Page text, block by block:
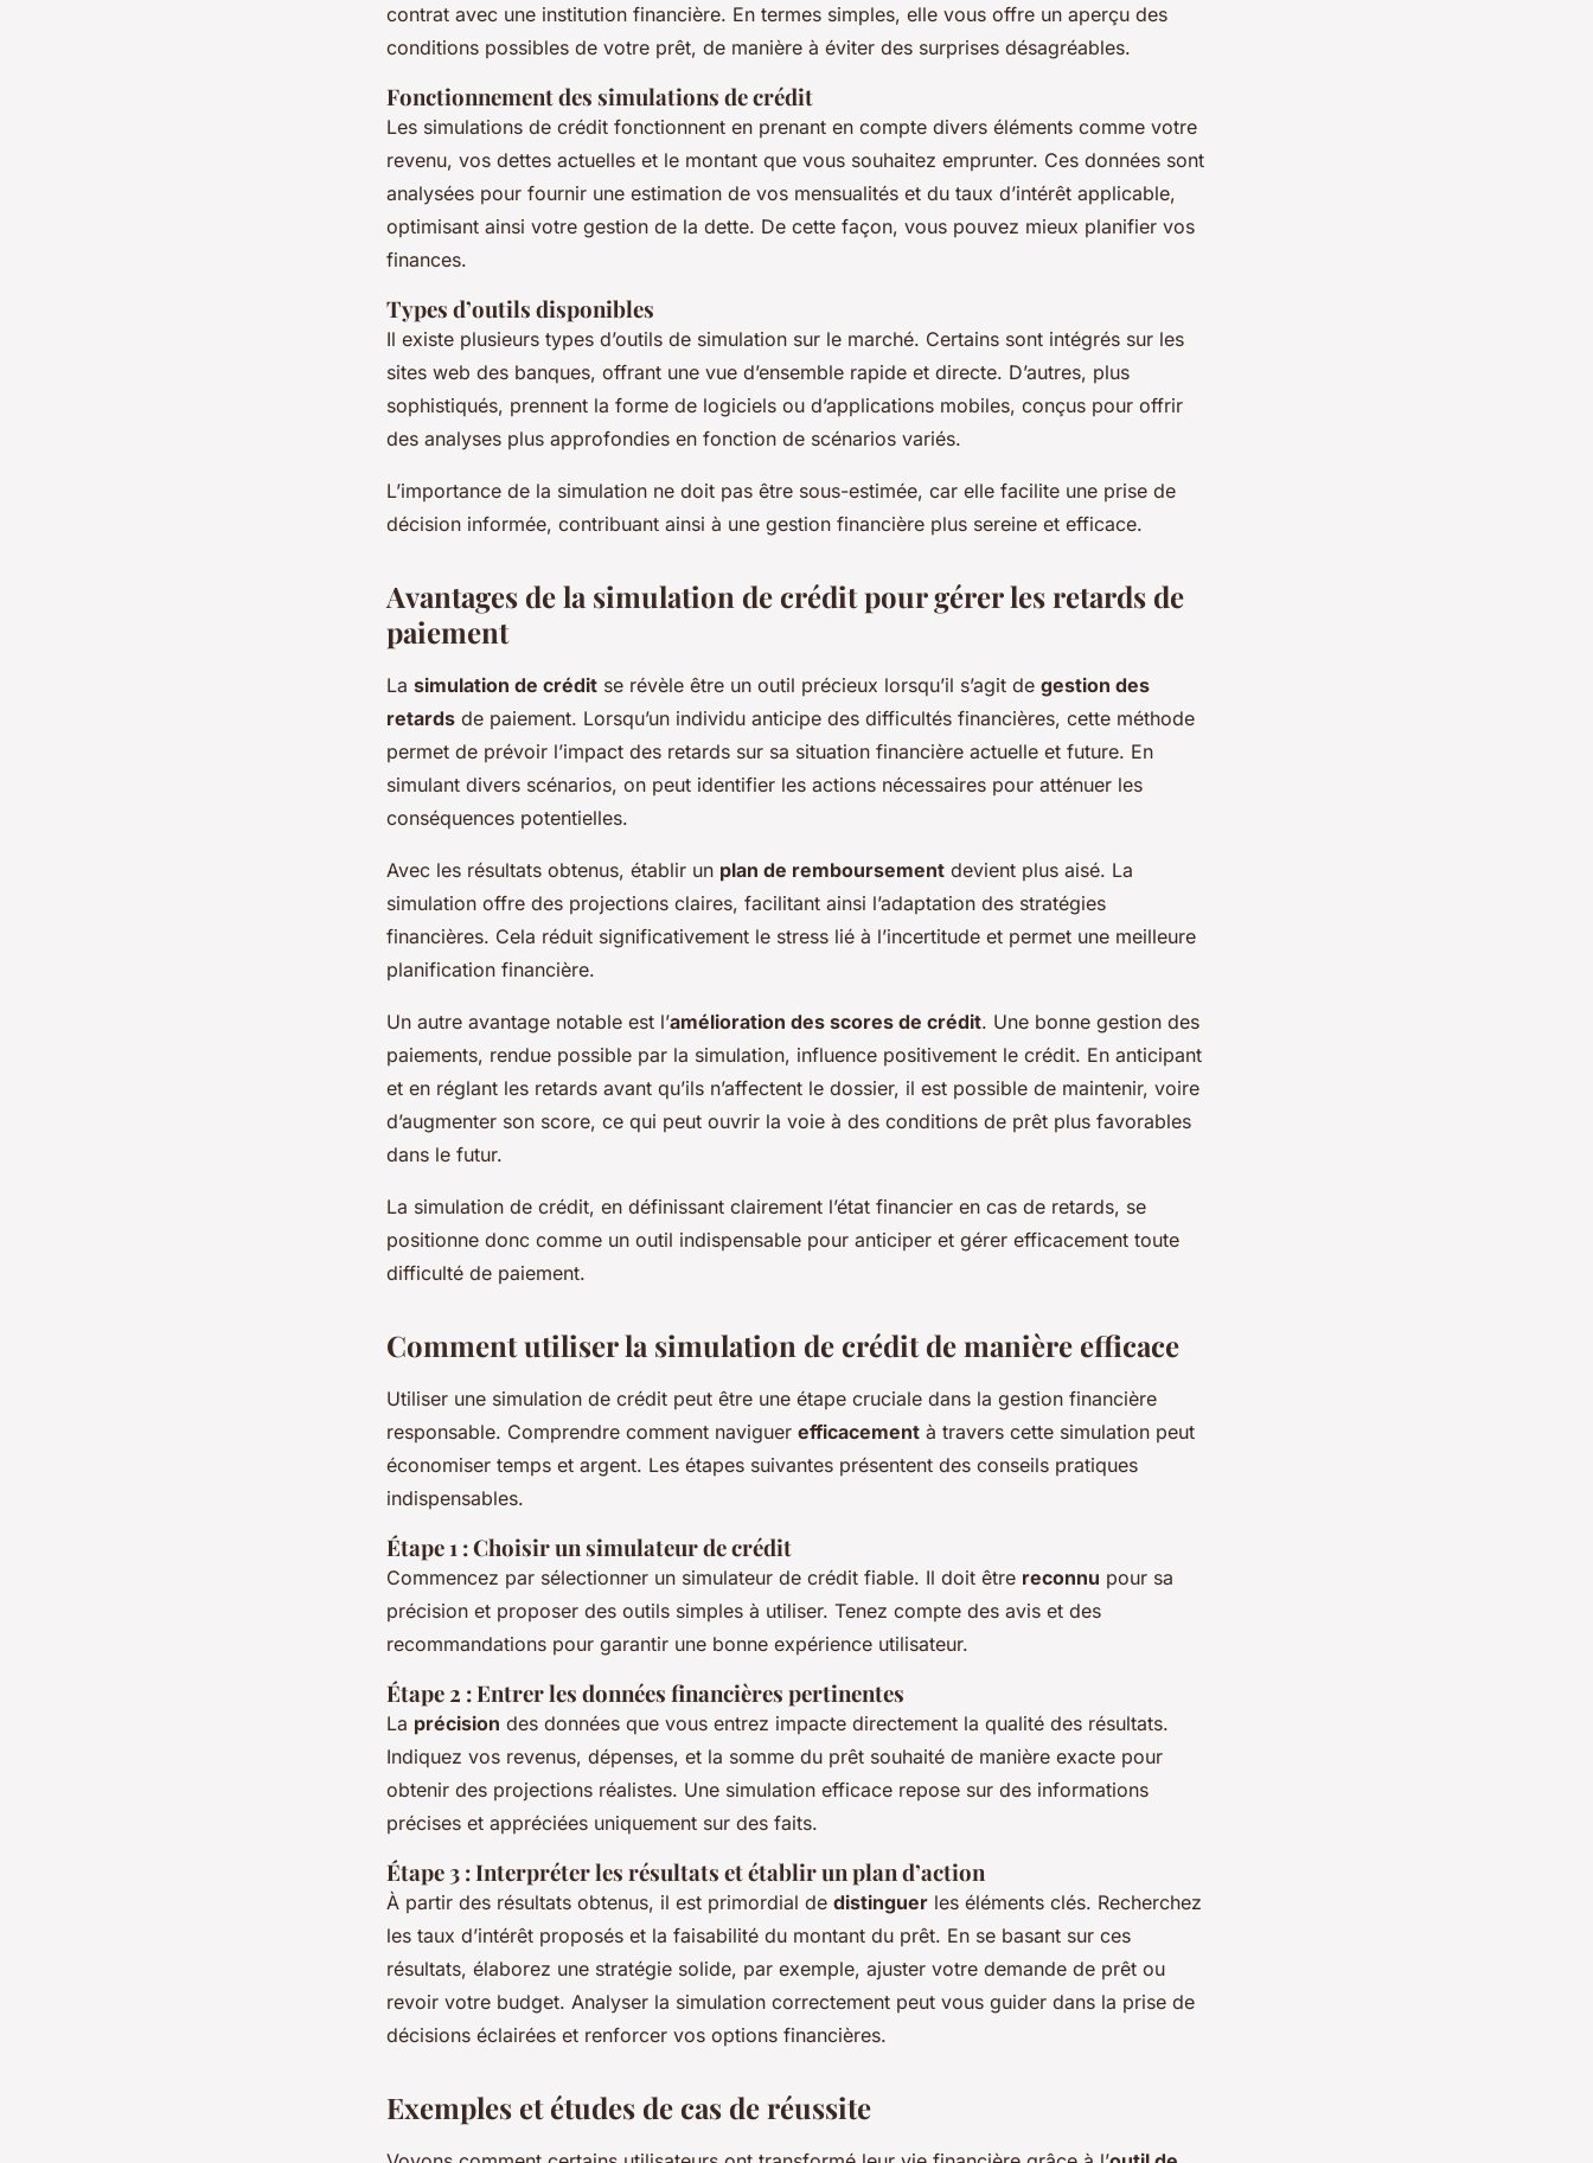
contrat avec une institution financière. En termes simples, elle vous offre un aperçu des
conditions possibles de votre prêt, de manière à éviter des surprises désagréables.
Fonctionnement des simulations de crédit
Les simulations de crédit fonctionnent en prenant en compte divers éléments comme votre
revenu, vos dettes actuelles et le montant que vous souhaitez emprunter. Ces données sont
analysées pour fournir une estimation de vos mensualités et du taux d’intérêt applicable,
optimisant ainsi votre gestion de la dette. De cette façon, vous pouvez mieux planifier vos
finances.
Types d’outils disponibles
Il existe plusieurs types d’outils de simulation sur le marché. Certains sont intégrés sur les
sites web des banques, offrant une vue d’ensemble rapide et directe. D’autres, plus
sophistiqués, prennent la forme de logiciels ou d’applications mobiles, conçus pour offrir
des analyses plus approfondies en fonction de scénarios variés.
L’importance de la simulation ne doit pas être sous-estimée, car elle facilite une prise de
décision informée, contribuant ainsi à une gestion financière plus sereine et efficace.
Avantages de la simulation de crédit pour gérer les retards de
paiement
La simulation de crédit se révèle être un outil précieux lorsqu’il s’agit de gestion des
retards de paiement. Lorsqu’un individu anticipe des difficultés financières, cette méthode
permet de prévoir l’impact des retards sur sa situation financière actuelle et future. En
simulant divers scénarios, on peut identifier les actions nécessaires pour atténuer les
conséquences potentielles.
Avec les résultats obtenus, établir un plan de remboursement devient plus aisé. La
simulation offre des projections claires, facilitant ainsi l’adaptation des stratégies
financières. Cela réduit significativement le stress lié à l’incertitude et permet une meilleure
planification financière.
Un autre avantage notable est l’amélioration des scores de crédit. Une bonne gestion des
paiements, rendue possible par la simulation, influence positivement le crédit. En anticipant
et en réglant les retards avant qu’ils n’affectent le dossier, il est possible de maintenir, voire
d’augmenter son score, ce qui peut ouvrir la voie à des conditions de prêt plus favorables
dans le futur.
La simulation de crédit, en définissant clairement l’état financier en cas de retards, se
positionne donc comme un outil indispensable pour anticiper et gérer efficacement toute
difficulté de paiement.
Comment utiliser la simulation de crédit de manière efficace
Utiliser une simulation de crédit peut être une étape cruciale dans la gestion financière
responsable. Comprendre comment naviguer efficacement à travers cette simulation peut
économiser temps et argent. Les étapes suivantes présentent des conseils pratiques
indispensables.
Étape 1 : Choisir un simulateur de crédit
Commencez par sélectionner un simulateur de crédit fiable. Il doit être reconnu pour sa
précision et proposer des outils simples à utiliser. Tenez compte des avis et des
recommandations pour garantir une bonne expérience utilisateur.
Étape 2 : Entrer les données financières pertinentes
La précision des données que vous entrez impacte directement la qualité des résultats.
Indiquez vos revenus, dépenses, et la somme du prêt souhaité de manière exacte pour
obtenir des projections réalistes. Une simulation efficace repose sur des informations
précises et appréciées uniquement sur des faits.
Étape 3 : Interpréter les résultats et établir un plan d’action
À partir des résultats obtenus, il est primordial de distinguer les éléments clés. Recherchez
les taux d’intérêt proposés et la faisabilité du montant du prêt. En se basant sur ces
résultats, élaborez une stratégie solide, par exemple, ajuster votre demande de prêt ou
revoir votre budget. Analyser la simulation correctement peut vous guider dans la prise de
décisions éclairées et renforcer vos options financières.
Exemples et études de cas de réussite